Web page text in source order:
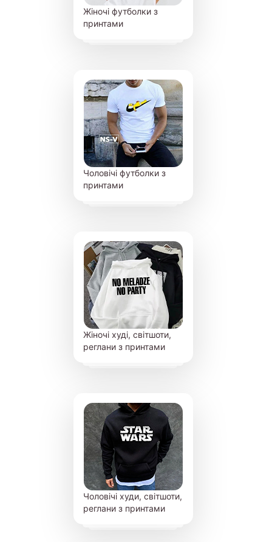
Жіночі футболки з
принтами
Чоловічі футболки з
принтами
Жіночі худі, світшоти,
реглани з принтами
Чоловічі худи, світшоти,
реглани з принтами